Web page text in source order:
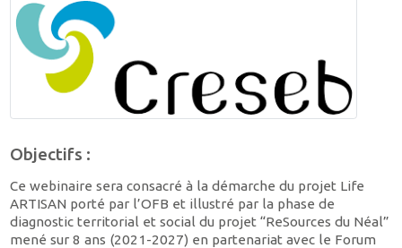
Objectifs :
Ce webinaire sera consacré à la démarche du projet Life
ARTISAN porté par l’OFB et illustré par la phase de
diagnostic territorial et social du projet “ReSources du Néal”
mené sur 8 ans (2021-2027) en partenariat avec le Forum